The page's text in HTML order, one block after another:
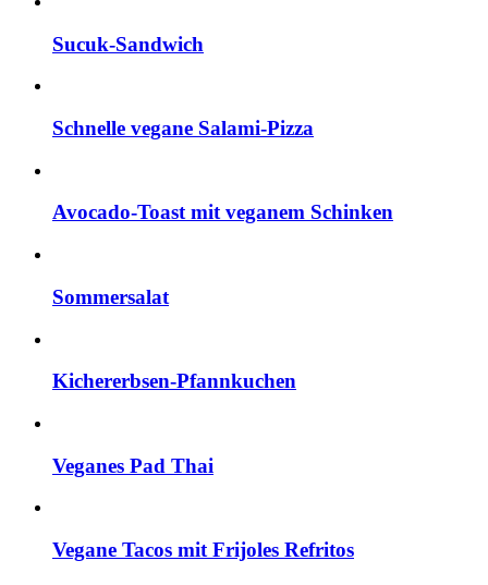
Sucuk-Sandwich
Schnelle vegane Salami-Pizza
Avocado-Toast mit veganem Schinken
Sommersalat
Kichererbsen-Pfannkuchen
Veganes Pad Thai
Vegane Tacos mit Frijoles Refritos